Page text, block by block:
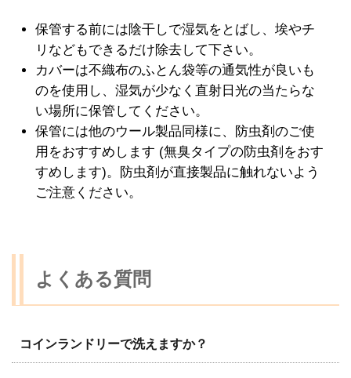
保管する前には陰干しで湿気をとばし、埃やチ
リなどもできるだけ除去して下さい。
カバーは不織布のふとん袋等の通気性が良いも
のを使用し、湿気が少なく直射日光の当たらな
い場所に保管してください。
保管には他のウール製品同様に、防虫剤のご使
用をおすすめします (無臭タイプの防虫剤をおす
すめします)。防虫剤が直接製品に触れないよう
ご注意ください。
よくある質問
コインランドリーで洗えますか？